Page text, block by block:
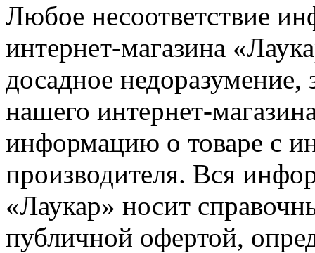
Любое несоответствие
интернет-магазина
досадное недоразумение,
нашего интернет-
информацию о товаре с
производителя. Вся
«Лаукар» носит
публичной офертой,